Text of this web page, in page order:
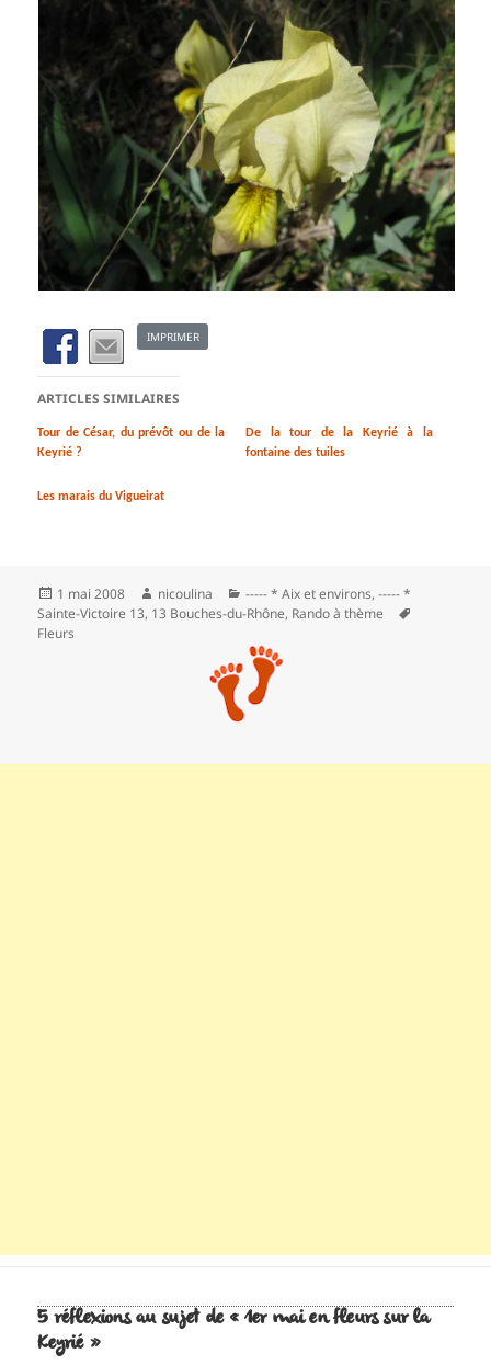
IMPRIMER
ARTICLES SIMILAIRES
Tour de César, du prévôt ou de la
Keyrié ?
De la tour de la Keyrié à la
fontaine des tuiles
Les marais du Vigueirat
Publié
le
1 mai 2008 Auteur
nicoulina Catégories
----- * Aix et environs,----- *
Sainte-Victoire 13, 13 Bouches-du-Rhône, Rando à thème
Fleurs
5 réflexions au sujet de « 1er mai en fleurs sur la
Keyrié »